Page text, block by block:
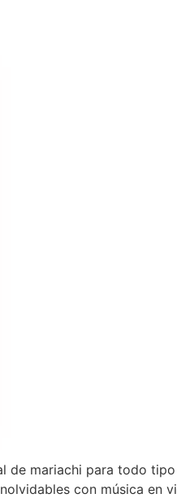
de mariachi para todo
con música en